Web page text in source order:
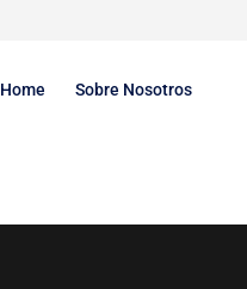
Home Sobre Nosotros